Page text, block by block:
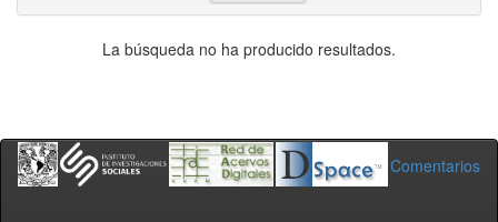
La búsqueda no ha producido resultados.
Comentarios